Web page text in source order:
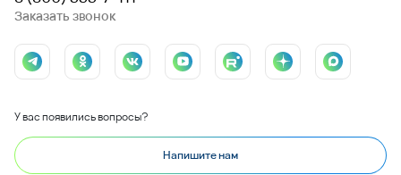
Заказать звонок
У вас появились вопросы?
Напишите нам